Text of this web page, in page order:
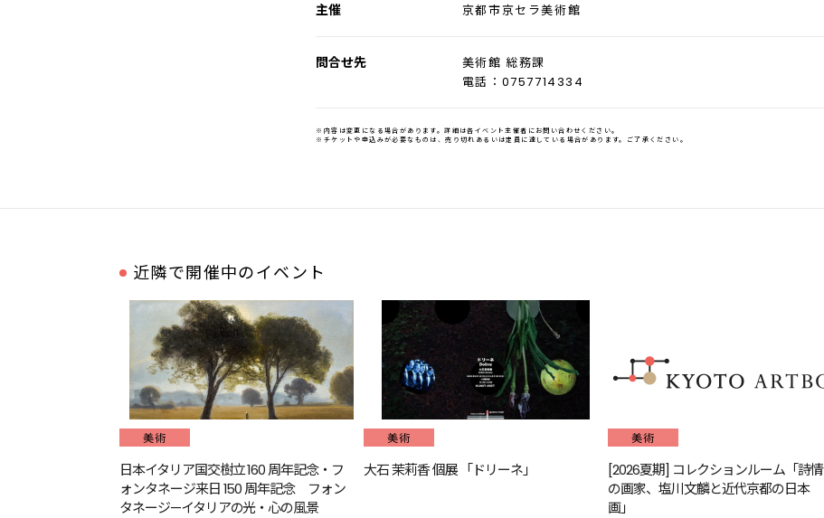
主催 京都市京セラ美術館
問合せ先
美術館 総務課
電話：0757714334
※内容は変更になる場合があります。詳細は各イベント主催者にお問い合わせください。
※チケットや申込みが必要なものは、売り切れあるいは定員に達している場合があります。ご了承ください。
近隣で開催中のイベント
美術
日本イタリア国交樹立 160 周年記念・フ
ォンタネージ来日 150 周年記念 フォン
タネージ—イタリアの光・心の風景
美術
大石 茉莉香 個展 「ドリーネ」
美術
[2026夏期] コレクションルーム「詩情
の画家、塩川文麟と近代京都の日本
画」